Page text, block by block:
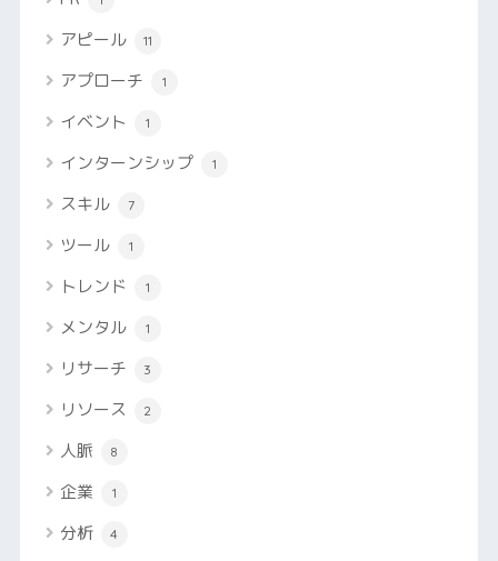
アピール 11
アプローチ 1
イベント 1
インターンシップ 1
スキル 7
ツール 1
トレンド 1
メンタル 1
リサーチ 3
リソース 2
人脈 8
企業 1
分析 4